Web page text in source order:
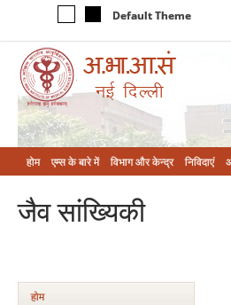
Default Theme
होम एम्‍स के बारे में विभाग और केन्‍द्र निविदाएं
जैव सांख्यिकी
होम